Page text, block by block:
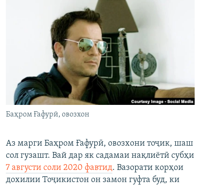
Баҳром Ғафурӣ, овозхон
Аз марги Баҳром Ғафурӣ, овозхони тоҷик, шаш
сол гузашт. Вай дар як садамаи нақлиётӣ субҳи
7 августи соли 2020 фавтид. Вазорати корҳои
дохилии Тоҷикистон он замон гуфта буд, ки